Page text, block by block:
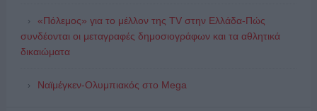
«Πόλεμος» για το μέλλον της TV στην Ελλάδα-Πώς
συνδέονται οι μεταγραφές δημοσιογράφων και τα αθλητικά
δικαιώματα
Ναϊμέγκεν-Ολυμπιακός στο Mega